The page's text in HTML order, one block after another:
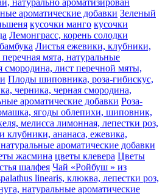
натурально ароматизирован
ароматические добавки Зеленый
кусочки манго кусочки
Лемонграсс, корень солодки
Листья ежевики, клубники,
мята, натуральные
смородина, лист перечной мяты,
Плоды шиповника, роза-гибискус,
черника, черная смородина,
ароматические добавки Роза-
ягоды облепихи, шиповник,
мелисса лимонная, лепестки роз,
клубники, ананаса, ежевика,
ароматические добавки
жасмина цветы клевера Цветы
шалфея Чай «Ройбуш » из
linearis, клюква, лепестки роз,
натуральные ароматические